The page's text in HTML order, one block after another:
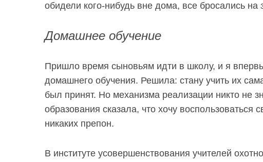
обидели кого-нибудь вне дома, все бросались на
Домашнее обучение
Пришло время сыновьям идти в школу, и я
домашнего обучения. Решила: стану учить их
был принят. Но механизма реализации никто не
образования сказала, что хочу воспользоваться
никаких препон.
В институте усовершенствования учителей